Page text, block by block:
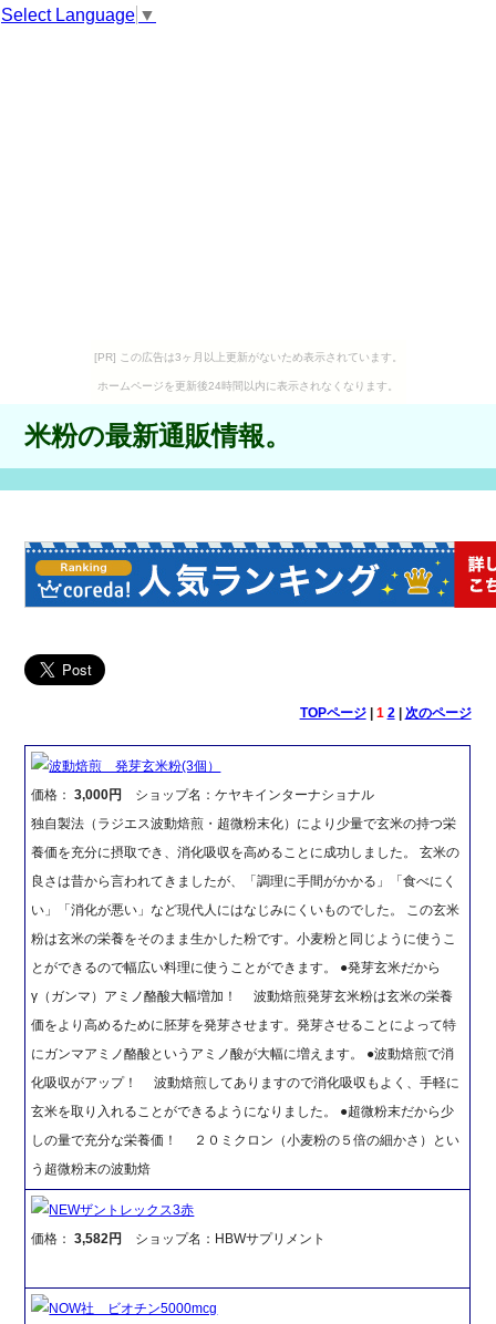
Select Language ▼
[PR] この広告は3ヶ月以上更新がないため表示されています。
ホームページを更新後24時間以内に表示されなくなります。
米粉の最新通販情報。
TOPページ| 1 2| 次のページ
波動焙煎 発芽玄米粉(3個）
価格：3,000円
ショップ名：ケヤキインターナショナル
独自製法（ラジエス波動焙煎・超微粉末化）により少量で玄米の持つ栄
養価を充分に摂取でき、消化吸収を高めることに成功しました。 玄米の
良さは昔から言われてきましたが、「調理に手間がかかる」「食べにく
い」「消化が悪い」など現代人にはなじみにくいものでした。 この玄米
粉は玄米の栄養をそのまま生かした粉です。小麦粉と同じように使うこ
とができるので幅広い料理に使うことができます。 ●発芽玄米だから
γ（ガンマ）アミノ酪酸大幅増加！ 波動焙煎発芽玄米粉は玄米の栄養
価をより高めるために胚芽を発芽させます。発芽させることによって特
にガンマアミノ酪酸というアミノ酸が大幅に増えます。 ●波動焙煎で消
化吸収がアップ！ 波動焙煎してありますので消化吸収もよく、手軽に
玄米を取り入れることができるようになりました。 ●超微粉末だから少
しの量で充分な栄養価！ ２０ミクロン（小麦粉の５倍の細かさ）とい
う超微粉末の波動焙
NEWザントレックス3赤
価格：3,582円 ショップ名：HBWサプリメント
NOW社 ビオチン5000mcg